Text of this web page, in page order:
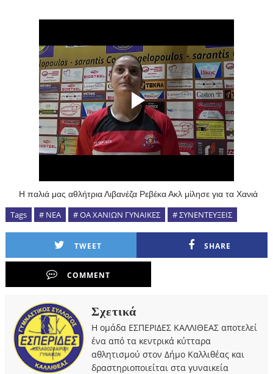
Η παλιά μας αθλήτρια Λιβανέζα Ρεβέκα Ακλ μίλησε για τα Χανιά
Tags # ΝΕΑ # ΟΑ ΧΑΝΙΩΝ ΓΥΝΑΙΚΕΣ # ΣΥΝΕΝΤΕΥΞΕΙΣ
TWEET SHARE
COMMENT
Σχετικά
Η ομάδα ΕΣΠΕΡΙΔΕΣ ΚΑΛΛΙΘΕΑΣ αποτελεί
ένα από τα κεντρικά κύτταρα
αθλητισμού στον Δήμο Καλλιθέας και
δραστηριοποιείται στα γυναικεία